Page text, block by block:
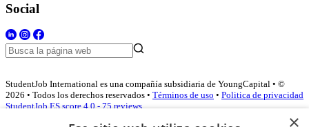
Social
StudentJob International es una compañía subsidiaria de YoungCapital • ©
2026 • Todos los derechos reservados • Términos de uso • Politica de privacidad
StudentJob ES score 4.0 - 75 reviews
×